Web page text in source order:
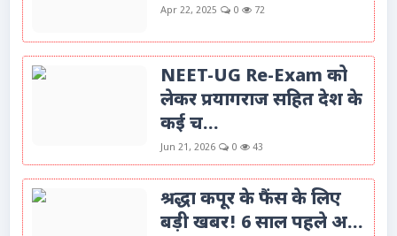
Apr 22, 2025 0 72
NEET-UG Re-Exam को
लेकर प्रयागराज सहित देश के
कई च...
Jun 21, 2026 0 43
श्रद्धा कपूर के फैंस के लिए
बड़ी खबर! 6 साल पहले अ...